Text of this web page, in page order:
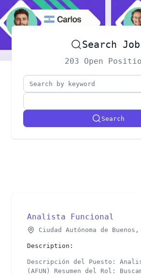
Search
203 Open
Search
Analista Funcional
Ciudad Autónoma de
Description:
Descripción del Puesto:
(AFUN) Resumen del Rol: